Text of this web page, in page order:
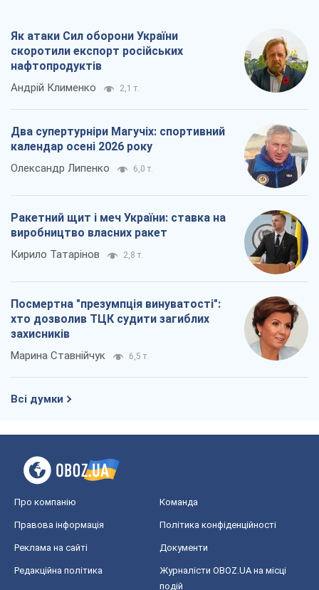
Як атаки Сил оборони України
скоротили експорт російських
нафтопродуктів
Андрій Клименко 2,1 т.
Два супертурніри Магучіх: спортивний
календар осені 2026 року
Олександр Липенко 6,0 т.
Ракетний щит і меч України: ставка на
виробництво власних ракет
Кирило Татарінов 2,8 т.
Посмертна "презумпція винуватості":
хто дозволив ТЦК судити загиблих
захисників
Марина Ставнійчук 6,5 т.
Всі думки
Про компанію Команда
Правова інформація Політика конфіденційності
Реклама на сайті Документи
Редакційна політика
Журналісти OBOZ.UA на місці
подій